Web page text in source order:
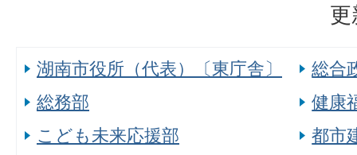
湖南市役所（代表）〔東庁舎〕
総合
総務部
健康
こども未来応援部
都市